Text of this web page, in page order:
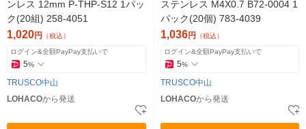
ンレス 12mm P-THP-S12 1パッ
ク(20組) 258-4051
1,020円 （税込）
ログイン&全額PayPay支払いで
5%
TRUSCO中山
LOHACOから発送
ステンレス M4X0.7 B72-0004 1
パック(20個) 783-4039
1,036円 （税込）
ログイン&全額PayPay支払いで
5%
TRUSCO中山
LOHACOから発送